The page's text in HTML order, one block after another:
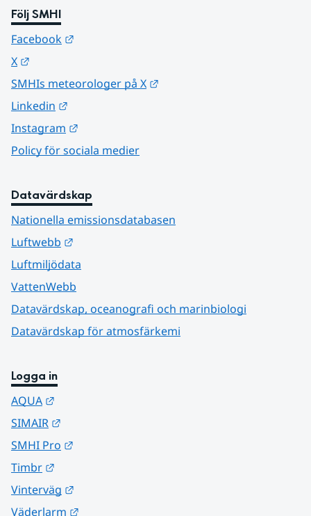
Följ SMHI
Facebook
X
SMHIs meteorologer på X
Linkedin
Instagram
Policy för sociala medier
Datavärdskap
Nationella emissionsdatabasen
Luftwebb
Luftmiljödata
VattenWebb
Datavärdskap, oceanografi och marinbiologi
Datavärdskap för atmosfärkemi
Logga in
AQUA
SIMAIR
SMHI Pro
Timbr
Vinterväg
Väderlarm